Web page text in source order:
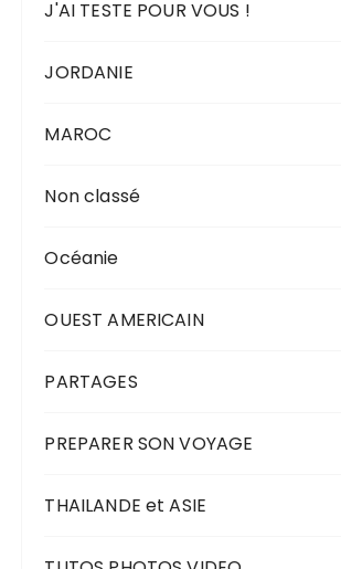
J'AI TESTE POUR VOUS !
JORDANIE
MAROC
Non classé
Océanie
OUEST AMERICAIN
PARTAGES
PREPARER SON VOYAGE
THAILANDE et ASIE